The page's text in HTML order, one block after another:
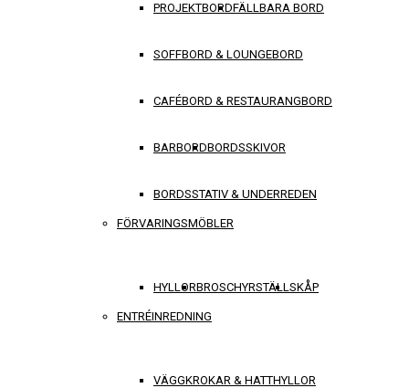
PROJEKTBORDFÄLLBARA BORD
SOFFBORD & LOUNGEBORD
CAFÉBORD & RESTAURANGBORD
BARBORDBORDSSKIVOR
BORDSSTATIV & UNDERREDEN
FÖRVARINGSMÖBLER
HYLLORBROSCHYRSTÄLLSKÅP
ENTRÉINREDNING
VÄGGKROKAR & HATTHYLLOR